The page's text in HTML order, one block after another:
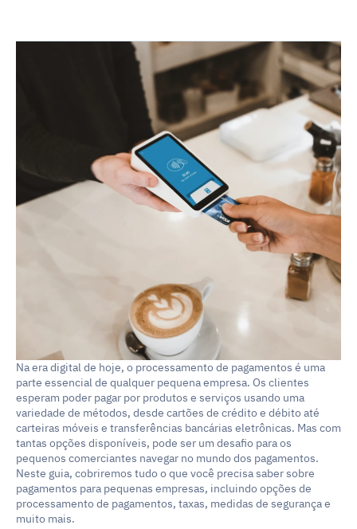
Na era digital de hoje, o processamento de pagamentos é uma
parte essencial de qualquer pequena empresa. Os clientes
esperam poder pagar por produtos e serviços usando uma
variedade de métodos, desde cartões de crédito e débito até
carteiras móveis e transferências bancárias eletrônicas. Mas com
tantas opções disponíveis, pode ser um desafio para os
pequenos comerciantes navegar no mundo dos pagamentos.
Neste guia, cobriremos tudo o que você precisa saber sobre
pagamentos para pequenas empresas, incluindo opções de
processamento de pagamentos, taxas, medidas de segurança e
muito mais.